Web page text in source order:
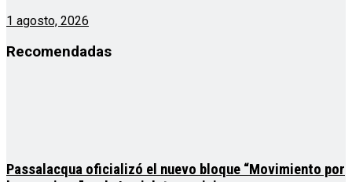
1 agosto, 2026
Recomendadas
Passalacqua oficializó el nuevo bloque “Movimiento por